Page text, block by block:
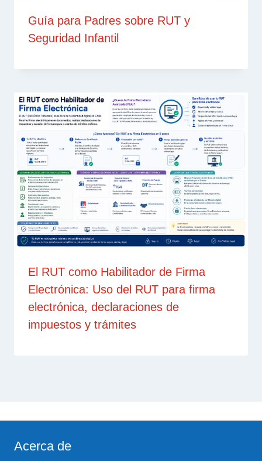
Guía para Padres sobre RUT y
Seguridad Infantil
El RUT como Habilitador de Firma
Electrónica: Uso del RUT para firma
electrónica, declaraciones de
impuestos y trámites
Acerca de